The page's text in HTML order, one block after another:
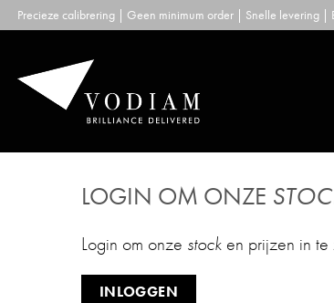
Skip
to
Precieze calibrering | Geen minimum order | Snelle levering |
LOGIN OM ONZE
Login om onze stock en prijzen in
INLOGGEN